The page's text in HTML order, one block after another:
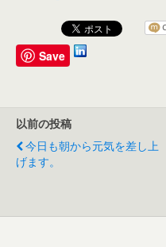
Save
以前の投稿
今日も朝から元気を差し上
げます。